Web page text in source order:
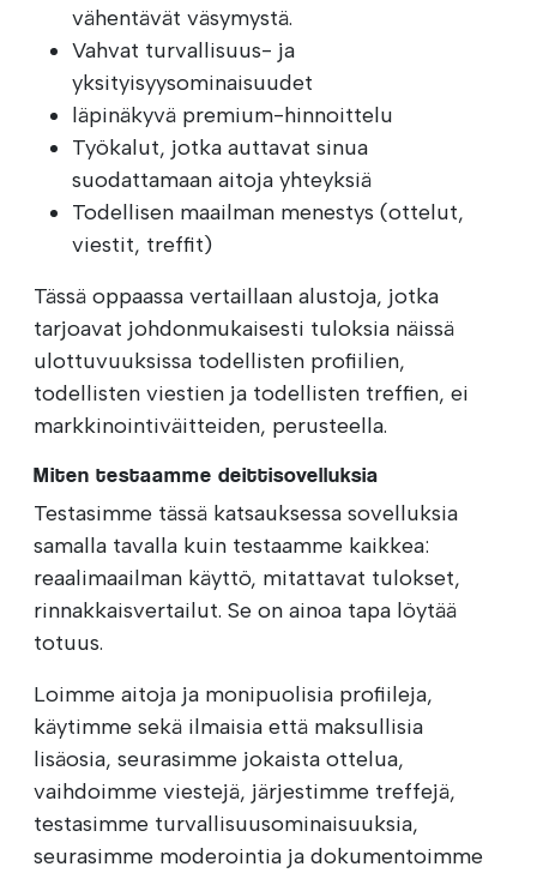
vähentävät väsymystä.
Vahvat turvallisuus- ja
yksityisyysominaisuudet
läpinäkyvä premium-hinnoittelu
Työkalut, jotka auttavat sinua
suodattamaan aitoja yhteyksiä
Todellisen maailman menestys (ottelut,
viestit, treffit)
Tässä oppaassa vertaillaan alustoja, jotka
tarjoavat johdonmukaisesti tuloksia näissä
ulottuvuuksissa todellisten profiilien,
todellisten viestien ja todellisten treffien, ei
markkinointiväitteiden, perusteella.
Miten testaamme deittisovelluksia
Testasimme tässä katsauksessa sovelluksia
samalla tavalla kuin testaamme kaikkea:
reaalimaailman käyttö, mitattavat tulokset,
rinnakkaisvertailut. Se on ainoa tapa löytää
totuus.
Loimme aitoja ja monipuolisia profiileja,
käytimme sekä ilmaisia että maksullisia
lisäosia, seurasimme jokaista ottelua,
vaihdoimme viestejä, järjestimme treffejä,
testasimme turvallisuusominaisuuksia,
seurasimme moderointia ja dokumentoimme